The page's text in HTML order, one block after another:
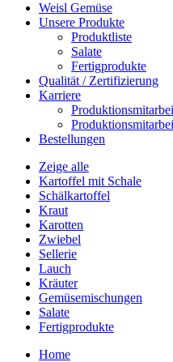
Weisl Gemüse
Unsere Produkte
Produktliste
Salate
Fertigprodukte
Qualität / Zertifizierung
Karriere
Bestellungen
Zeige alle
Kartoffel mit Schale
Schälkartoffel
Kraut
Karotten
Zwiebel
Sellerie
Lauch
Kräuter
Gemüsemischungen
Salate
Fertigprodukte
Home